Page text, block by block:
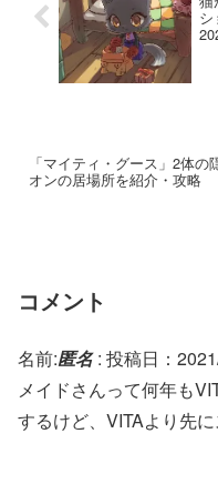
「マイティ・グース」2体の
オンの居場所を紹介・攻略
コメント
名前:匿名: 投稿日：
メイドさんって何年も
するけど、VITAより先